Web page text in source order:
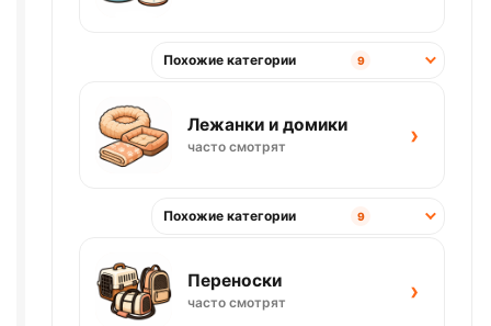
Похожие категории 9
Лежанки и домики
часто смотрят ›
Похожие категории 9
Переноски
часто смотрят ›